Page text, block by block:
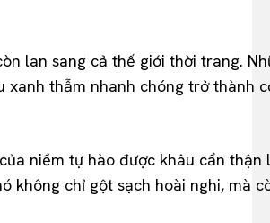
lan sang cả thế giới thời trang.
thẫm nhanh chóng trở thành
niềm tự hào được khâu cẩn
chỉ gột sạch hoài nghi, mà